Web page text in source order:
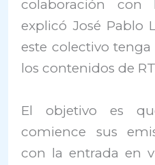
colaboración con
explicó José Pablo
este colectivo
los contenidos de
El objetivo es
comience sus
con la entrada en